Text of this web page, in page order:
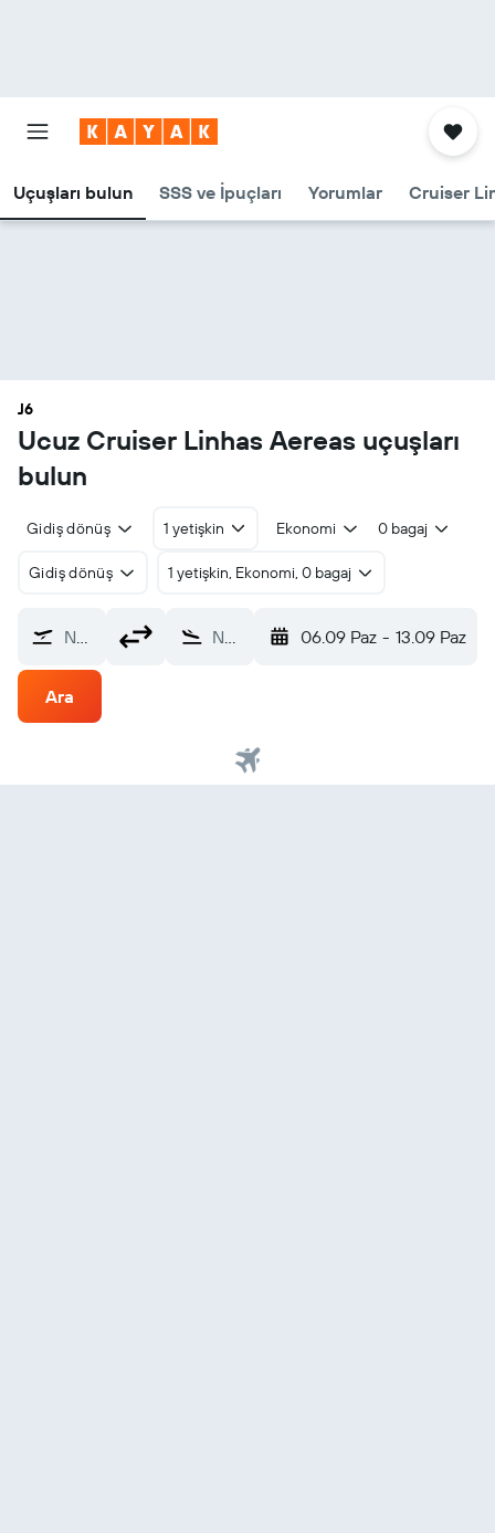
Uçuşları bulun SSS ve İpuçları Yorumlar Cruiser
J6
Ucuz Cruiser Linhas Aereas uçuşları
bulun
Gidiş dönüş 1 yetişkin Ekonomi 0 bagaj
Gidiş dönüş 1 yetişkin, Ekonomi, 0 bagaj
Nereden? Nereye? 06.09 Paz - 13.09 Paz
Ara